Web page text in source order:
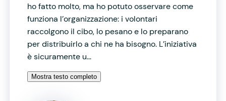
ho fatto molto, ma ho potuto osservare come
funziona l’organizzazione: i volontari
raccolgono il cibo, lo pesano e lo preparano
per distribuirlo a chi ne ha bisogno. L’iniziativa
è sicuramente u...
Mostra testo completo